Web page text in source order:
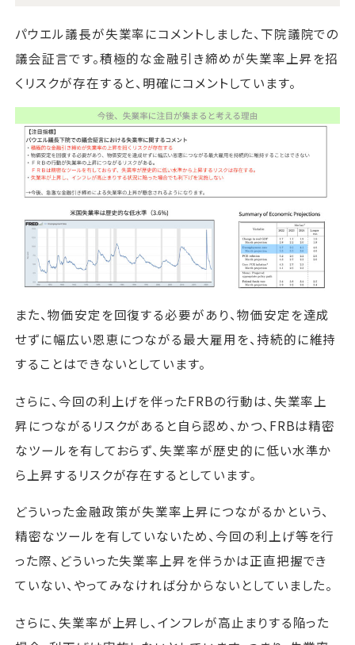
パウエル議長が失業率にコメントしました、下院議院での
議会証言です。積極的な金融引き締めが失業率上昇を招
くリスクが存在すると、明確にコメントしています。
また、物価安定を回復する必要があり、物価安定を達成
せずに幅広い恩恵につながる最大雇用を、持続的に維持
することはできないとしています。
さらに、今回の利上げを伴ったFRBの行動は、失業率上
昇につながるリスクがあると自ら認め、かつ、FRBは精密
なツールを有しておらず、失業率が歴史的に低い水準か
ら上昇するリスクが存在するとしています。
どういった金融政策が失業率上昇につながるかという、
精密なツールを有していないため、今回の利上げ等を行
った際、どういった失業率上昇を伴うかは正直把握でき
ていない、やってみなければ分からないとしていました。
さらに、失業率が上昇し、インフレが高止まりする陥った